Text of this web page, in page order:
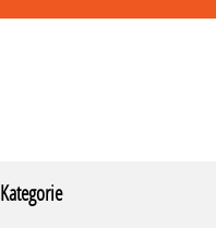
Kategorie